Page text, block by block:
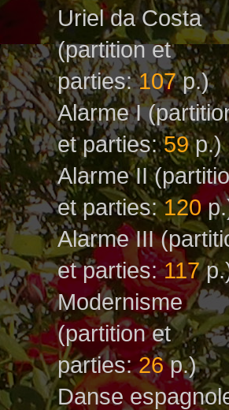
Uriel da Costa
(partition et
parties:107p.)
Alarme I
et parties:59p.)
Alarme II
et parties:120
Alarme III
et parties:117
Моdernisme
(partition et
parties:26p.)
Danse